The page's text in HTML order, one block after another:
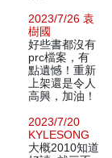
2023/7/26 袁
樹國
好些書都沒有
prc檔案，有
點遺憾！重新
上架還是令人
高興，加油！
2023/7/20
KYLESONG
大概2010知道